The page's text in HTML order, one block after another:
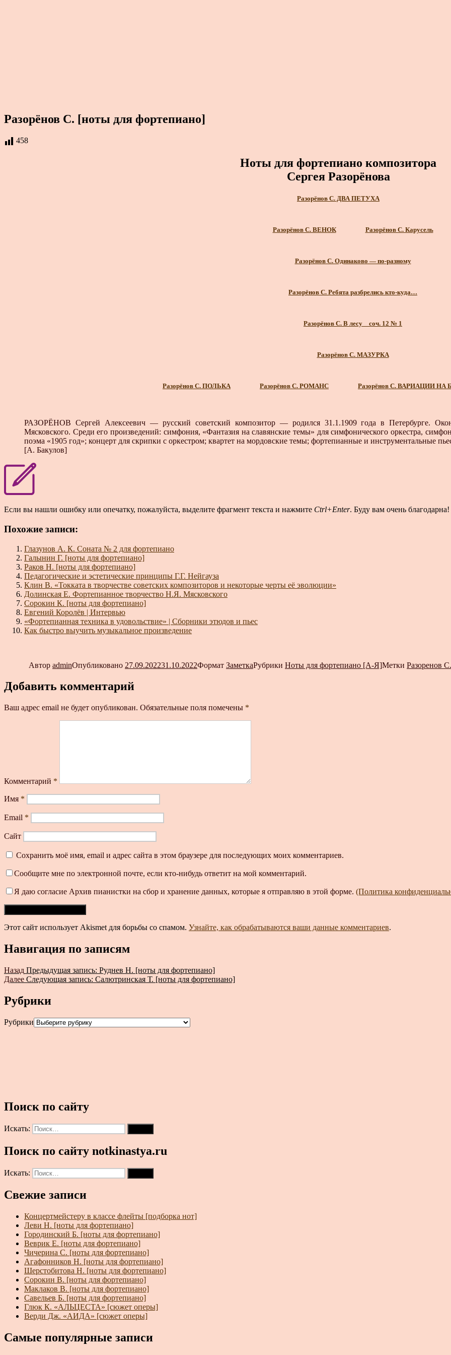
Разорёнов С. [ноты для фортепиано]
458
Ноты для фортепиано композитора
Сергея Разорёнова
Разорёнов С. ДВА ПЕТУХА
Разорёнов С. ВЕНОК Разорёнов С. Карусель
Разорёнов С. Одинаково — по-разному
Разорёнов С. Ребята разбрелись кто-куда…
Разорёнов С. В лесу _ соч. 12 № 1
Разорёнов С. МАЗУРКА
Разорёнов С. ПОЛЬКА Разорёнов С. РОМАНС Разорёнов С. ВАРИАЦИИ
РАЗОРЁНОВ Сергей Алексеевич — русский советский композитор — родился 31.1.1909 года в Петербурге.
Мясковского. Среди его произведений: симфония, «Фантазия на славян­ские темы» для симфонического оркестра,
поэма «1905 год»; концерт для скрипки с оркестром; квартет на мордов­ские темы; фортепианные и инструментальные
[А. Бакулов]
Если вы нашли ошибку или опечатку, пожалуйста, выделите фрагмент текста и нажмите Ctrl+Enter. Буду вам очень благодарна!
Похожие записи:
Глазунов А. К. Соната № 2 для фортепиано
Галынин Г. [ноты для фортепиано]
Раков Н. [ноты для фортепиано]
Педагогические и эстетические принципы Г.Г. Нейгауза
Клин В. «Токката в творчестве советских композиторов и некоторые черты её эволюции»
Долинская Е. Фортепианное творчество Н.Я. Мясковского
Сорокин К. [ноты для фортепиано]
Евгений Королёв | Интервью
«Фортепианная техника в удовольствие» | Сборники этюдов и пьес
Как быстро выучить музыкальное произведение
Автор adminОпубликовано 27.09.202231.10.2022Формат ЗаметкаРубрики Ноты для фортепиано [А-Я]Метки Разоренов С.
Добавить комментарий
Ваш адрес email не будет опубликован. Обязательные поля помечены *
Комментарий *
Имя *
Email *
Сайт
Сохранить моё имя, email и адрес сайта в этом браузере для последующих моих комментариев.
Сообщите мне по электронной почте, если кто-нибудь ответит на мой комментарий.
Я даю согласие Архив пианистки на сбор и хранение данных, которые я отправляю в этой форме. (Политика
Этот сайт использует Akismet для борьбы со спамом. Узнайте, как обрабатываются ваши данные комментариев.
Навигация по записям
Назад Предыдущая запись: Руднев Н. [ноты для фортепиано]
Далее Следующая запись: Салютринская Т. [ноты для фортепиано]
Рубрики
Рубрики
Поиск по сайту
Искать:
Поиск по сайту notkinastya.ru
Искать:
Свежие записи
Концертмейстеру в классе флейты [подборка нот]
Леви Н. [ноты для фортепиано]
Городинский Б. [ноты для фортепиано]
Веврик Е. [ноты для фортепиано]
Чичерина С. [ноты для фортепиано]
Агафонников Н. [ноты для фортепиано]
Шерстобитова Н. [ноты для фортепиано]
Сорокин В. [ноты для фортепиано]
Маклаков В. [ноты для фортепиано]
Савельев Б. [ноты для фортепиано]
Глюк К. «АЛЬЦЕСТА» [сюжет оперы]
Верди Дж. «АИДА» [сюжет оперы]
Самые популярные записи